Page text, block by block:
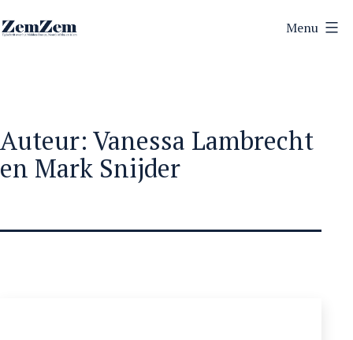
naar
Menu
Auteur: Vanessa Lambrecht
en Mark Snijder